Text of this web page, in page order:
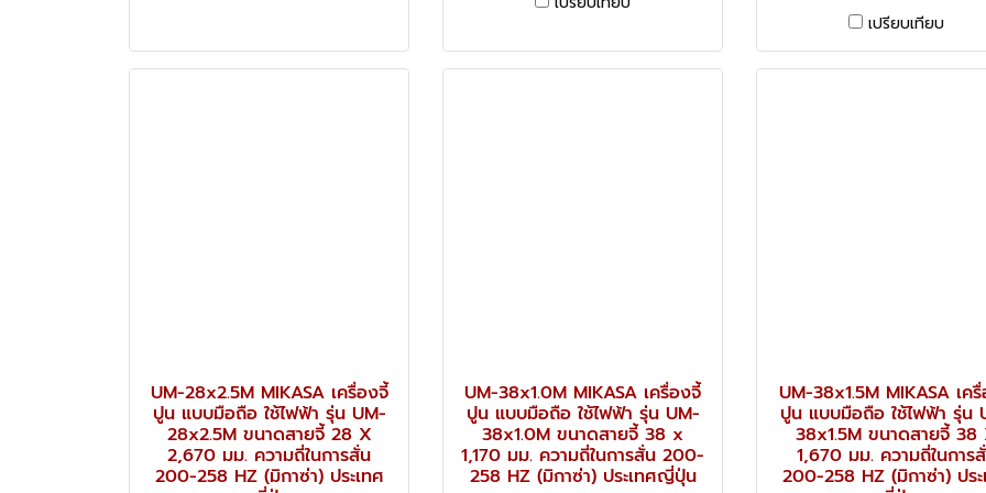
เปรียบเทียบ
UM-28x2.5M MIKASA เครื่องจี้
ปูน แบบมือถือ ใช้ไฟฟ้า รุ่น UM-
28x2.5M ขนาดสายจี้ 28 X
2,670 มม. ความถี่ในการสั่น
200-258 HZ (มิกาซ่า) ประเทศ
UM-38x1.0M MIKASA เครื่องจี้
ปูน แบบมือถือ ใช้ไฟฟ้า รุ่น UM-
38x1.0M ขนาดสายจี้ 38 x
1,170 มม. ความถี่ในการสั่น 200-
258 HZ (มิกาซ่า) ประเทศญี่ปุ่น
UM-38x1.5M MIKASA เค
ปูน แบบมือถือ ใช้ไฟฟ้า รุ่น
38x1.5M ขนาดสายจี้ 38
1,670 มม. ความถี่ในการ
200-258 HZ (มิกาซ่า) ประ